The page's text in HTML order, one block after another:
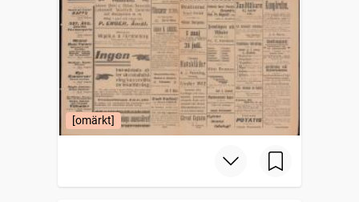
[omärkt]